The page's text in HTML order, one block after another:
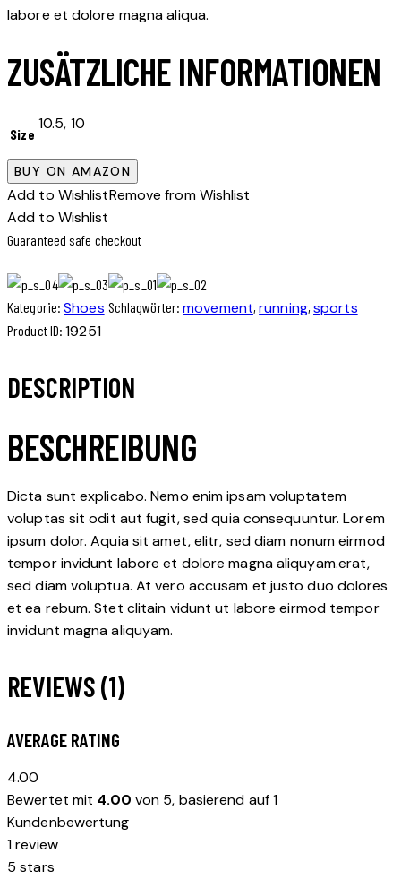
labore et dolore magna aliqua.
ZUSÄTZLICHE INFORMATIONEN
Size
10.5, 10
BUY ON AMAZON
Add to WishlistRemove from Wishlist
Add to Wishlist
Guaranteed safe checkout
Kategorie:Shoes Schlagwörter:movement,running,sports
Product ID:19251
DESCRIPTION
BESCHREIBUNG
Dicta sunt explicabo. Nemo enim ipsam voluptatem
voluptas sit odit aut fugit, sed quia consequuntur. Lorem
ipsum dolor. Aquia sit amet, elitr, sed diam nonum eirmod
tempor invidunt labore et dolore magna aliquyam.erat,
sed diam voluptua. At vero accusam et justo duo dolores
et ea rebum. Stet clitain vidunt ut labore eirmod tempor
invidunt magna aliquyam.
REVIEWS (1)
AVERAGE RATING
4.00
Bewertet mit 4.00 von 5, basierend auf1
Kundenbewertung
1 review
5 stars